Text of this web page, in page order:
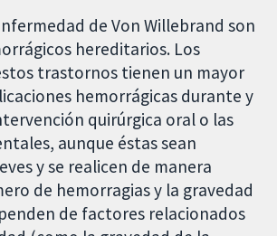
de Von Willebrand son
hereditarios. Los
trastornos tienen un mayor
hemorrágicas durante y
quirúrgica oral o las
aunque éstas sean
y se realicen de manera
de hemorragias y la gravedad
de factores relacionados